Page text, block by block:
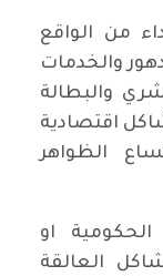
من الواقع
والخدمات
والبطالة
اقتصادية
الظواهر
او
العالقة